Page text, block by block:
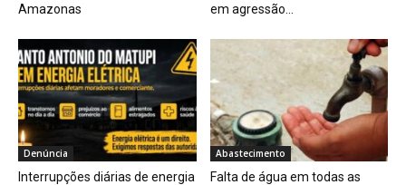
Amazonas
em agressão...
Denúncia
Interrupções diárias de energia
Abastecimento
Falta de água em todas as